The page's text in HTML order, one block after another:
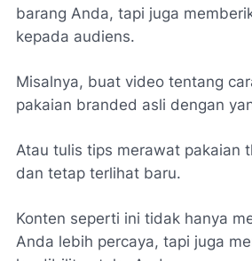
barang Anda, tapi juga
kepada audiens.
Misalnya, buat video tentang
pakaian branded asli dengan
Atau tulis tips merawat pakaian
dan tetap terlihat baru.
Konten seperti ini tidak hanya
Anda lebih percaya, tapi juga